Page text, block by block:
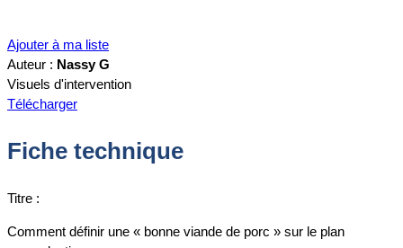
Ajouter à ma liste
Auteur : Nassy G
Visuels d'intervention
Télécharger
Fiche technique
Titre :
Comment définir une « bonne viande de porc » sur le plan